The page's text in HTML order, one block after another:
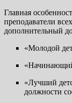
Главная
преподаватели
дополнительный
«Молодой
«Лучший
должности